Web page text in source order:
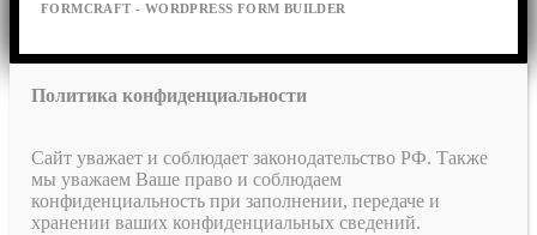
FORMCRAFT - WORDPRESS FORM BUILDER
Политика конфиденциальности
Сайт уважает и соблюдает законодательство РФ. Также
мы уважаем Ваше право и соблюдаем
конфиденциальность при заполнении, передаче и
хранении ваших конфиденциальных сведений.